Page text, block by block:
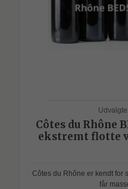
Côtes du Rhône
ekstremt flotte
Côtes du Rhône er kendt for
får